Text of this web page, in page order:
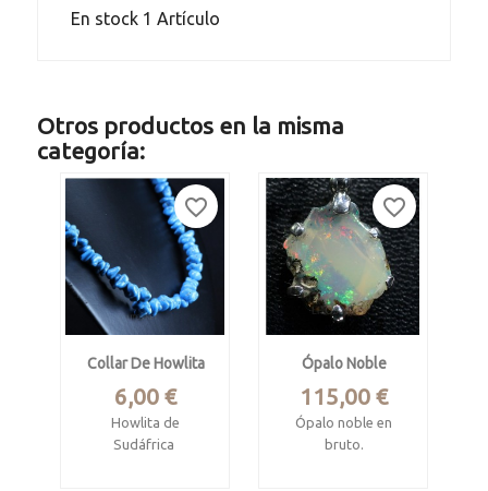
En stock 1 Artículo
Otros productos en la misma
categoría:
Collar De Howlita
Precio
6,00 €
Howlita de
Sudáfrica
favorite_border
Ópalo Noble
Precio
115,00 €
Ópalo noble en
bruto.
favorite_border